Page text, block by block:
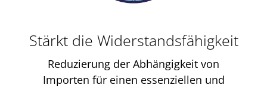
Stärkt die Widerstandsfähigkeit
Reduzierung der Abhängigkeit von
Importen für einen essenziellen und